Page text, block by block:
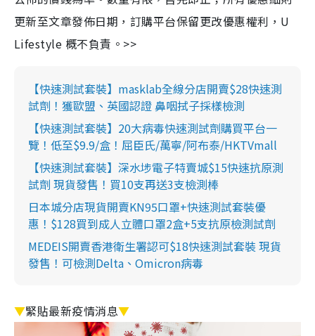
更新至文章發佈日期，訂購平台保留更改優惠權利，U
Lifestyle 概不負責。>>
【快速測試套裝】masklab全線分店開賣$28快速測
試劑！獲歐盟、英國認證 鼻咽拭子採樣檢測
【快速測試套裝】20大病毒快速測試劑購買平台一
覽！低至$9.9/盒！屈臣氏/萬寧/阿布泰/HKTVmall
【快速測試套裝】深水埗電子特賣城$15快速抗原測
試劑 現貨發售！買10支再送3支檢測棒
日本城分店現貨開賣KN95口罩+快速測試套裝優
惠！$128買到成人立體口罩2盒+5支抗原檢測試劑
MEDEIS開賣香港衛生署認可$18快速測試套裝 現貨
發售！可檢測Delta、Omicron病毒
▼緊貼最新疫情消息▼